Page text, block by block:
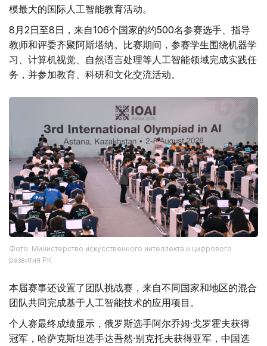
模最大的国际人工智能教育活动。
8月2日至8日，来自106个国家的约500名参赛选手、指导
教师和评委齐聚阿斯塔纳。比赛期间，参赛学生围绕机器学
习、计算机视觉、自然语言处理等人工智能领域完成实践任
务，并参加教育、科研和文化交流活动。
Фото: Министерство искусственного интеллекта и цифрового
развития РК
本届赛事还设置了团队挑战赛，来自不同国家和地区的混合
团队共同完成基于人工智能技术的应用项目。
个人赛最终成绩显示，俄罗斯选手阿尔乔姆·戈罗霍夫获得
冠军，哈萨克斯坦选手达吾然·别克托夫获得亚军，中国选